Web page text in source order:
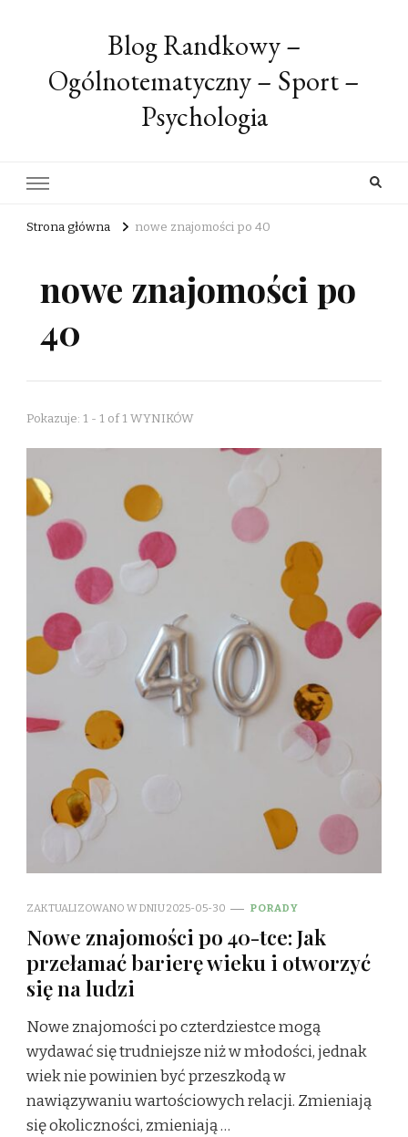
Blog Randkowy –
Ogólnotematyczny – Sport –
Psychologia
Strona główna nowe znajomości po 40
nowe znajomości po
40
Pokazuje: 1 - 1 of 1 WYNIKÓW
ZAKTUALIZOWANO W DNIU2025-05-30 PORADY
Nowe znajomości po 40-tce: Jak
przełamać barierę wieku i otworzyć
się na ludzi
Nowe znajomości po czterdziestce mogą
wydawać się trudniejsze niż w młodości, jednak
wiek nie powinien być przeszkodą w
nawiązywaniu wartościowych relacji. Zmieniają
się okoliczności, zmieniają …